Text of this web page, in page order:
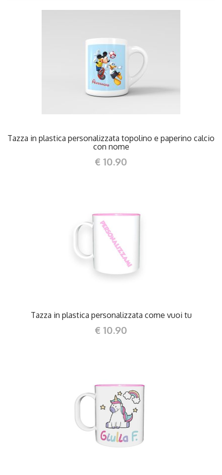
DETTAGLI
Tazza in plastica personalizzata topolino e paperino calcio
con nome
€ 10.90
DETTAGLI
Tazza in plastica personalizzata come vuoi tu
€ 10.90
DETTAGLI